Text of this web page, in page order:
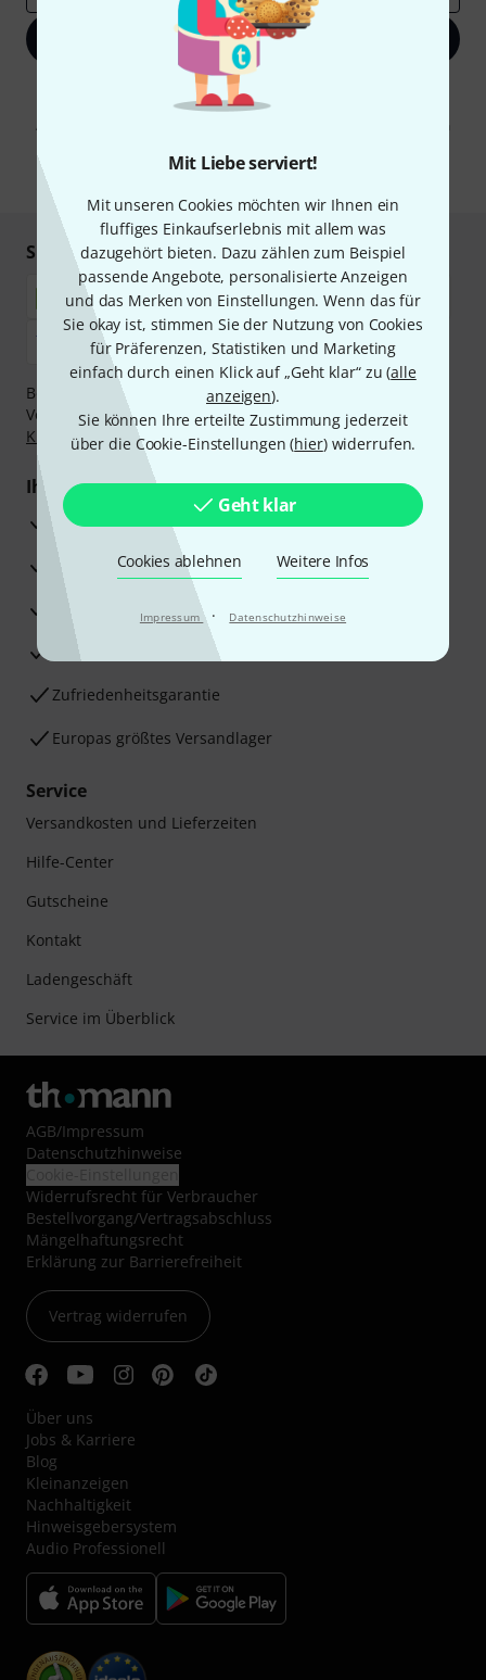
Mit Liebe serviert!
Mit unseren Cookies möchten wir Ihnen ein
fluffiges Einkaufserlebnis mit allem was
dazugehört bieten. Dazu zählen zum Beispiel
passende Angebote, personalisierte Anzeigen
und das Merken von Einstellungen. Wenn das für
Sie okay ist, stimmen Sie der Nutzung von Cookies
für Präferenzen, Statistiken und Marketing
einfach durch einen Klick auf „Geht klar“ zu (alle
anzeigen).
Sie können Ihre erteilte Zustimmung jederzeit
über die Cookie-Einstellungen (hier) widerrufen.
Geht klar
Cookies ablehnen Weitere Infos
Impressum · Datenschutzhinweise
Jetzt anmelden
Mit Klick auf „Jetzt anmelden“ stimmen Sie dem Erhalt von E-Mail-
Werbung und einer Messung des E-Mail-Nutzungsverhaltens zu. Die
Abmeldung ist jederzeit möglich. Weitere Informationen finden Sie in
Sicher einkaufen & bezahlen
Bezahlen Sie vertraulich und sicher per Nachnahme,
Vorkasse, PayPal, Amazon Pay,Klarna Sofort bezahlen
Klarna Ratenzahlungoder Kreditkarte.
Ihre Vorteile
3 Jahre Thomann Garantie
30 Tage Money-Back-Garantie
Beratung durch Fachexperten
Zufriedenheitsgarantie
Europas größtes Versandlager
Service
Versandkosten und Lieferzeiten
Hilfe-Center
Gutscheine
Kontakt
Ladengeschäft
Service im Überblick
AGB/Impressum
Datenschutzhinweise
Widerrufsrecht für Verbraucher
Bestellvorgang/Vertragsabschluss
Mängelhaftungsrecht
Erklärung zur Barrierefreiheit
Vertrag widerrufen
Über uns
Jobs & Karriere
Blog
Kleinanzeigen
Nachhaltigkeit
Hinweisgebersystem
Audio Professionell